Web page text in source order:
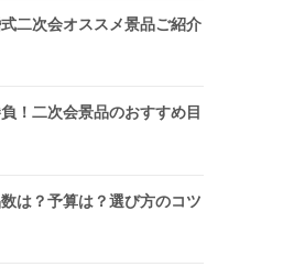
二次会オススメ景品ご紹介
！二次会景品のおすすめ目
は？予算は？選び方のコツ